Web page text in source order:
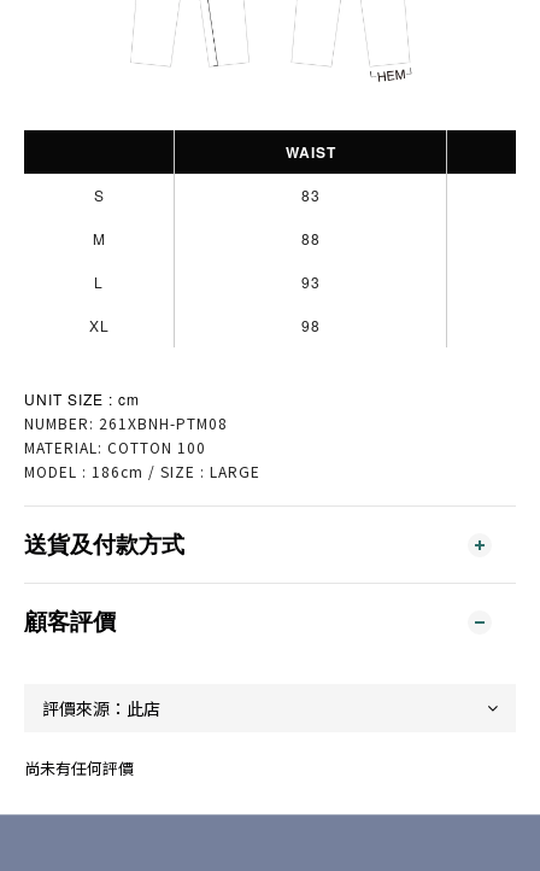
WAIST
S 83
M 88
L 93
XL 98
UNIT SIZE : cm
NUMBER: 261XBNH-PTM08
MATERIAL: COTTON 100
MODEL : 186cm / SIZE : LARGE
送貨及付款方式
顧客評價
尚未有任何評價